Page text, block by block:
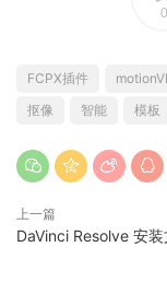
0
FCPX插件
抠像
智能 模板
上一篇
DaVinci Resolve 安